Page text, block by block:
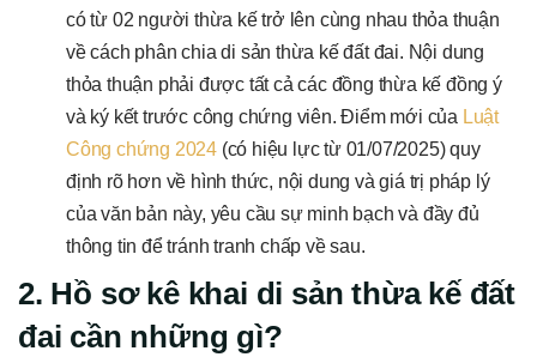
có từ 02 người thừa kế trở lên cùng nhau thỏa thuận
về cách phân chia di sản thừa kế đất đai. Nội dung
thỏa thuận phải được tất cả các đồng thừa kế đồng ý
và ký kết trước công chứng viên. Điểm mới của Luật
Công chứng 2024 (có hiệu lực từ 01/07/2025) quy
định rõ hơn về hình thức, nội dung và giá trị pháp lý
của văn bản này, yêu cầu sự minh bạch và đầy đủ
thông tin để tránh tranh chấp về sau.
2. Hồ sơ kê khai di sản thừa kế đất
đai cần những gì?